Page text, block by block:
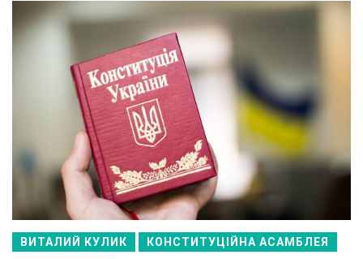
ВИТАЛИЙ КУЛИК КОНСТИТУЦІЙНА АСАМБЛЕЯ